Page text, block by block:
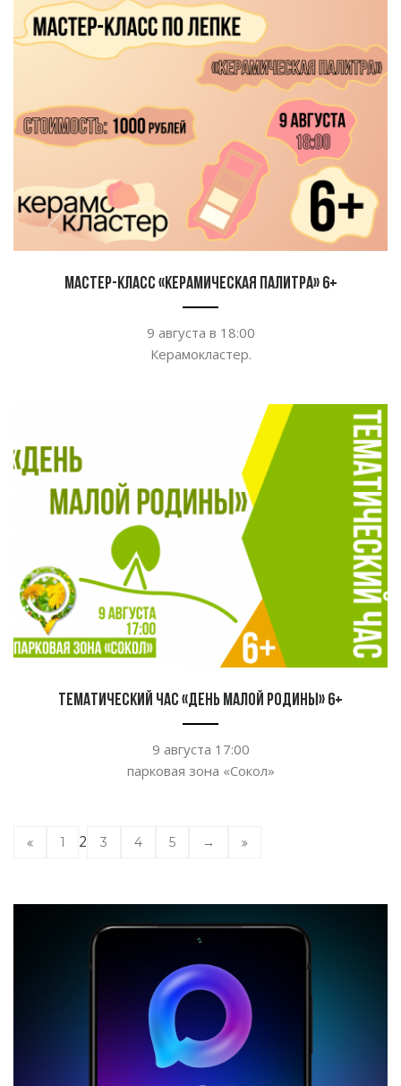
Мастер-класс «Керамическая палитра» 6+
9 августа в 18:00
Керамокластер.
Тематический час «День малой родины» 6+
9 августа 17:00
парковая зона «Сокол»
1 2 3 4 5 →